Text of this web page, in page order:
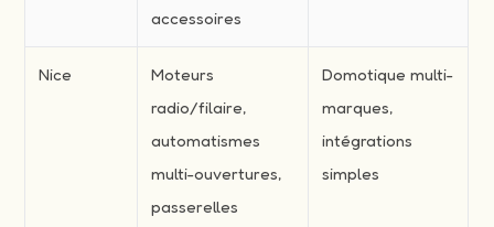
accessoires
Nice
Moteurs
radio/filaire,
automatismes
multi-ouvertures,
passerelles
Domotique multi-
marques,
intégrations
simples